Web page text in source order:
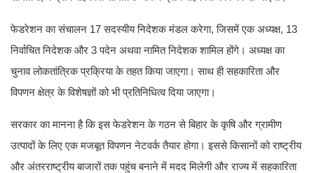
फेडरेशन का संचालन 17 सदस्यीय निदेशक मंडल करेगा, जिसमें एक अध्यक्ष, 13
निर्वाचित निदेशक और 3 पदेन अथवा नामित निदेशक शामिल होंगे। अध्यक्ष का
चुनाव लोकतांत्रिक प्रक्रिया के तहत किया जाएगा। साथ ही सहकारिता और
विपणन क्षेत्र के विशेषज्ञों को भी प्रतिनिधित्व दिया जाएगा।
सरकार का मानना है कि इस फेडरेशन के गठन से बिहार के कृषि और ग्रामीण
उत्पादों के लिए एक मजबूत विपणन नेटवर्क तैयार होगा। इससे किसानों को राष्ट्रीय
और अंतरराष्ट्रीय बाजारों तक पहुंच बनाने में मदद मिलेगी और राज्य में सहकारिता